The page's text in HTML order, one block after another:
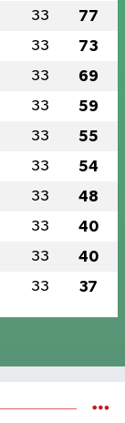
33 77
33 73
33 69
33 59
33 55
33 54
33 48
33 40
33 40
33 37